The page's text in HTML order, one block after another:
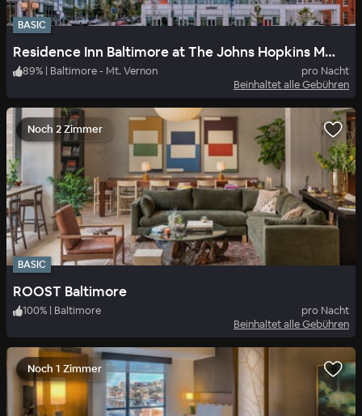
BASIC
Residence Inn Baltimore at The Johns Hopkins Medical Campus
89% Baltimore - Mt. Vernon
pro Nacht
Beinhaltet alle Gebühren
Noch 2 Zimmer
BASIC
ROOST Baltimore
100% | Baltimore
pro Nacht
Beinhaltet alle Gebühren
Noch 1 Zimmer